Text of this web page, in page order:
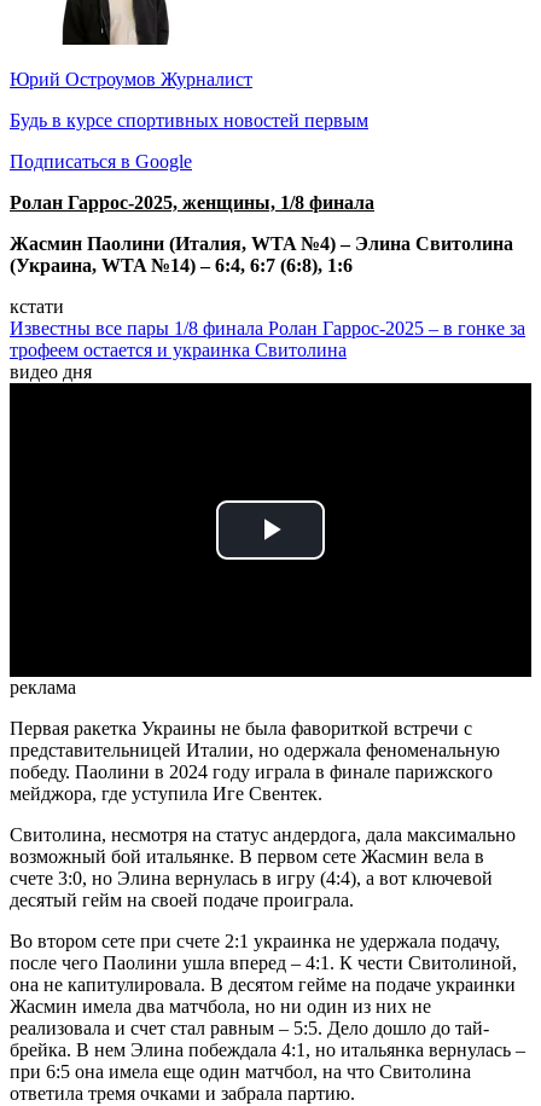
Юрий Остроумов Журналист
Будь в курсе спортивных новостей первым
Подписаться в Google
Ролан Гаррос-2025, женщины, 1/8 финала
Жасмин Паолини (Италия, WTA №4) – Элина Свитолина
(Украина, WTA №14) – 6:4, 6:7 (6:8), 1:6
кстати
Известны все пары 1/8 финала Ролан Гаррос-2025 – в гонке за
трофеем остается и украинка Свитолина
видео дня
Play
реклама
Первая ракетка Украины не была фавориткой встречи с
представительницей Италии, но одержала феноменальную
победу. Паолини в 2024 году играла в финале парижского
мейджора, где уступила Иге Свентек.
Свитолина, несмотря на статус андердога, дала максимально
возможный бой итальянке. В первом сете Жасмин вела в
счете 3:0, но Элина вернулась в игру (4:4), а вот ключевой
десятый гейм на своей подаче проиграла.
Во втором сете при счете 2:1 украинка не удержала подачу,
после чего Паолини ушла вперед – 4:1. К чести Свитолиной,
она не капитулировала. В десятом гейме на подаче украинки
Жасмин имела два матчбола, но ни один из них не
реализовала и счет стал равным – 5:5. Дело дошло до тай-
брейка. В нем Элина побеждала 4:1, но итальянка вернулась –
при 6:5 она имела еще один матчбол, на что Свитолина
ответила тремя очками и забрала партию.